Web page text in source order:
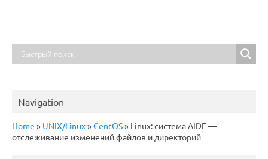
Navigation
Home » UNIX/Linux»CentOS» Linux: система AIDE —
отслеживание изменений файлов и директорий